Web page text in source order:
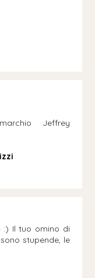
Jeffrey
:) Il tuo omino di
stupende, le